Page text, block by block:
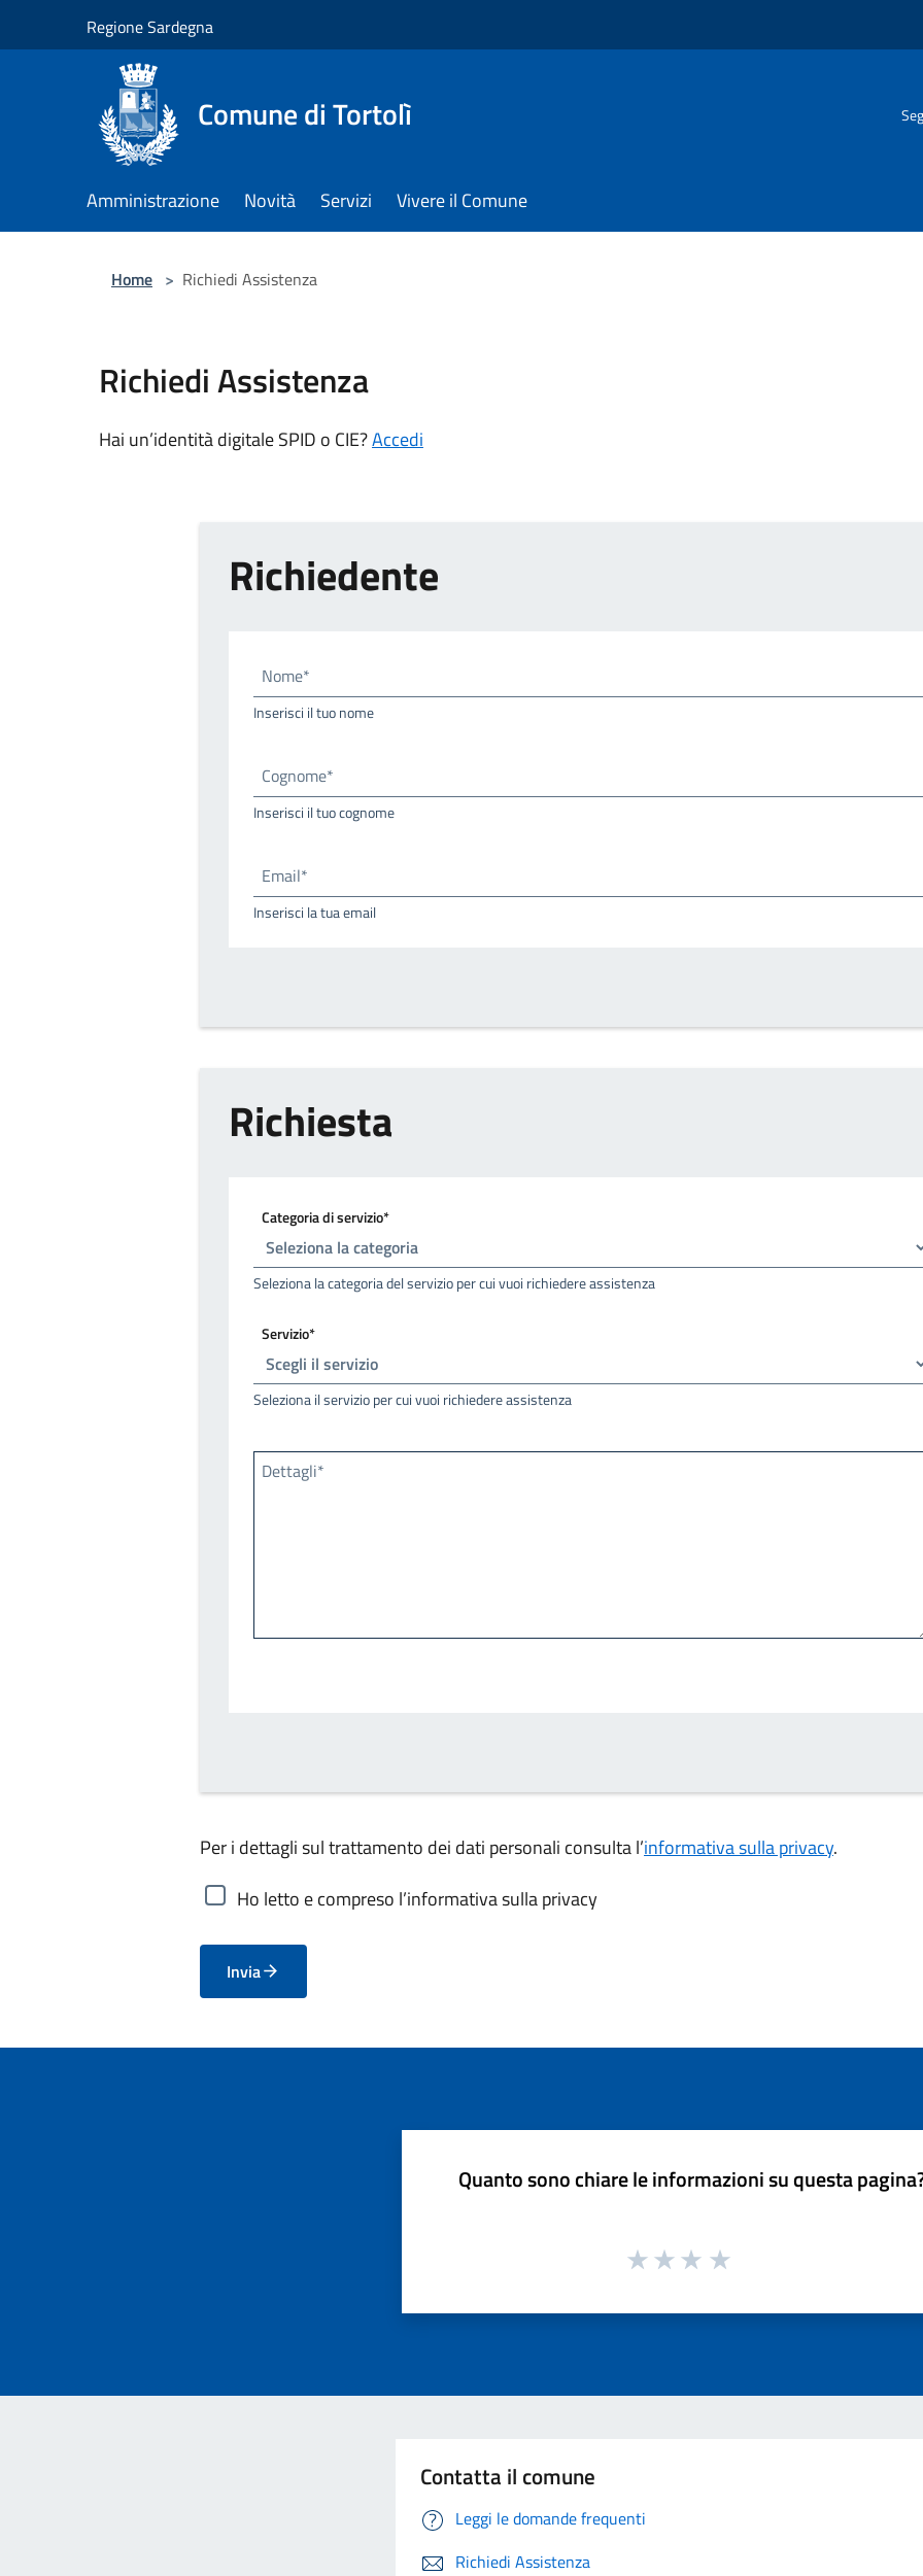
Regione Sardegna
Comune di Tortolì
Amministrazione Novità Servizi Vivere il Comune
Home > Richiedi Assistenza
Richiedi Assistenza
Hai un’identità digitale SPID o CIE?Accedi
Richiedente
Nome*
Inserisci il tuo nome
Cognome*
Inserisci il tuo cognome
Email*
Inserisci la tua email
Richiesta
Categoria di servizio*
Seleziona la categoria del servizio per cui vuoi richiedere assistenza
Servizio*
Seleziona il servizio per cui vuoi richiedere assistenza
Dettagli*
Per i dettagli sul trattamento dei dati personali consulta l’informativa sulla privacy.
Ho letto e compreso l’informativa sulla privacy
Invia
Quanto sono chiare le informazioni su questa
Contatta il comune
Leggi le domande frequenti
Richiedi Assistenza